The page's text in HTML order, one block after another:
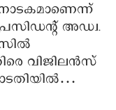
അഡ്വ.
വിജിലന്‍സ്